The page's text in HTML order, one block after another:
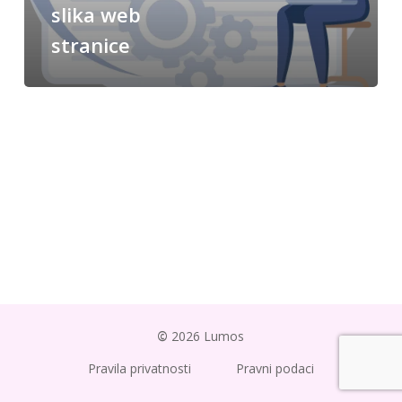
slika web
stranice
© 2026 Lumos
Pravila privatnosti
Pravni podaci